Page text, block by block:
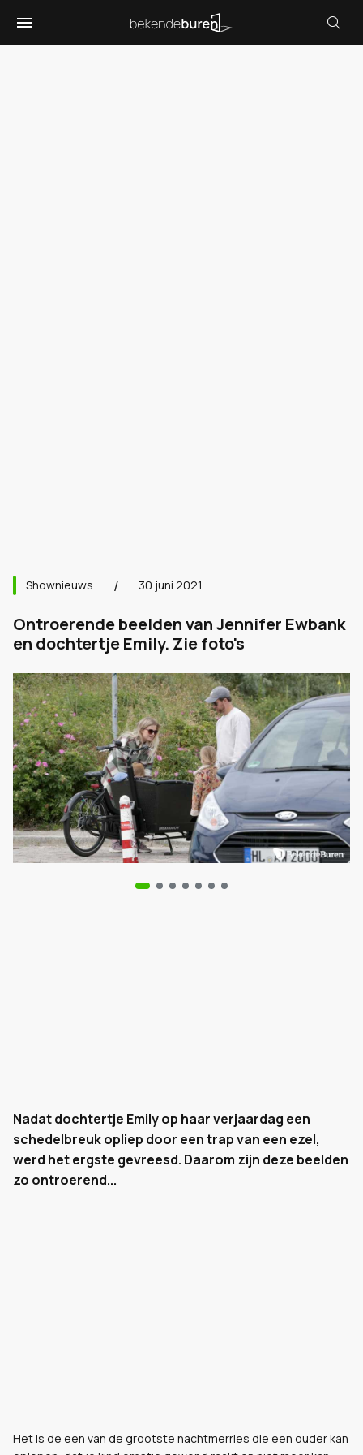
Shownieuws 30 juni 2021
Ontroerende beelden van Jennifer Ewbank
en dochtertje Emily. Zie foto's
Nadat dochtertje Emily op haar verjaardag een
schedelbreuk opliep door een trap van een ezel,
werd het ergste gevreesd. Daarom zijn deze beelden
zo ontroerend...
Het is de een van de grootste nachtmerries die een ouder kan